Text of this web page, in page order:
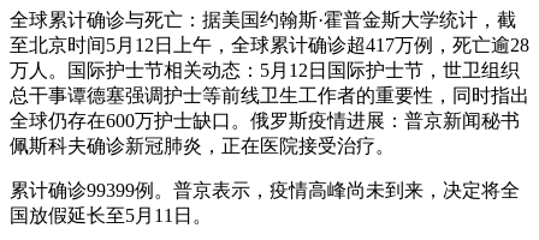
全球累计确诊与死亡：据美国约翰斯·霍普金斯大学统计，截
至北京时间5月12日上午，全球累计确诊超417万例，死亡逾28
万人。国际护士节相关动态：5月12日国际护士节，世卫组织
总干事谭德塞强调护士等前线卫生工作者的重要性，同时指出
全球仍存在600万护士缺口。俄罗斯疫情进展：普京新闻秘书
佩斯科夫确诊新冠肺炎，正在医院接受治疗。
累计确诊99399例。普京表示，疫情高峰尚未到来，决定将全
国放假延长至5月11日。